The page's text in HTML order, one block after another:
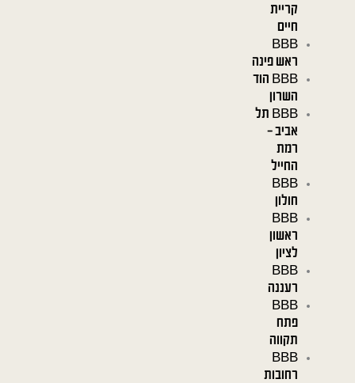
קריית
חיים
BBB
ראש פינה
BBB הוד
השרון
BBB תל
אביב –
רמת
החייל
BBB
חולון
BBB
ראשון
לציון
BBB
רעננה
BBB
פתח
תקווה
BBB
רחובות